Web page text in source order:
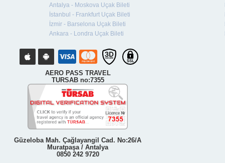
Antalya - Moskova Uçak Bileti
İstanbul - Frankfurt Uçak Bileti
İzmir - Barselona Uçak Bileti
Ankara - Londra Uçak Bileti
AERO PASS TRAVEL
TURSAB no:7355
Güzeloba Mah. Çağlayangil Cad. No:26/A
Muratpaşa / Antalya
0850 242 9720